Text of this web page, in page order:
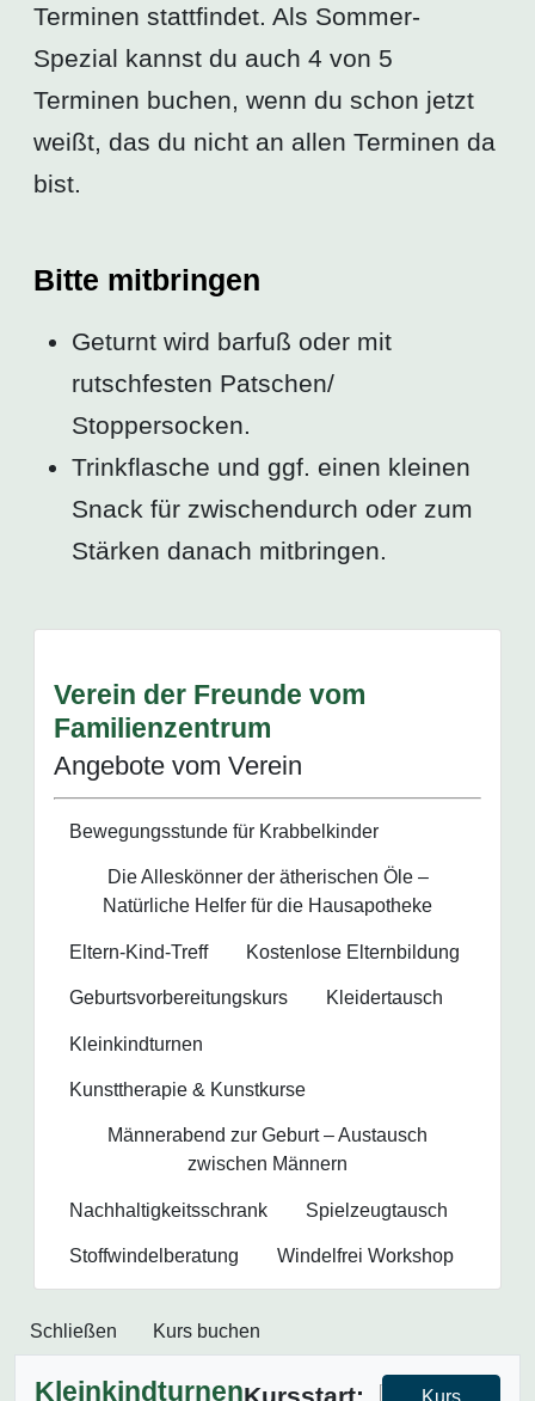
Terminen stattfindet. Als Sommer-
Spezial kannst du auch 4 von 5
Terminen buchen, wenn du schon jetzt
weißt, das du nicht an allen Terminen da
bist.
Bitte mitbringen
Geturnt wird barfuß oder mit
rutschfesten Patschen/
Stoppersocken.
Trinkflasche und ggf. einen kleinen
Snack für zwischendurch oder zum
Stärken danach mitbringen.
Verein der Freunde vom
Familienzentrum
Angebote vom Verein
Bewegungsstunde für Krabbelkinder
Die Alleskönner der ätherischen Öle –
Natürliche Helfer für die Hausapotheke
Eltern-Kind-Treff Kostenlose Elternbildung
Geburtsvorbereitungs­kurs Kleidertausch
Kleinkindturnen
Kunsttherapie & Kunstkurse
Männerabend zur Geburt – Austausch
zwischen Männern
Nachhaltigkeitsschrank Spielzeugtausch
Stoffwindelberatung Windelfrei Workshop
Schließen Kurs buchen
Kleinkindturnen